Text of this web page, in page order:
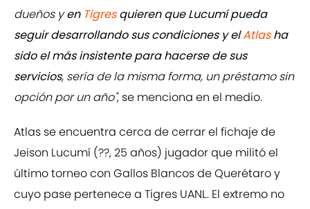
dueños yen Tigresquieren que Lucumí pueda
seguir desarrollando sus condiciones y elAtlasha
sido el más insistente para hacerse de sus
servicios, sería de la misma forma, un préstamo sin
opción por un año", se menciona en el medio.
Atlas se encuentra cerca de cerrar el fichaje de
Jeison Lucumí (??, 25 años) jugador que militó el
último torneo con Gallos Blancos de Querétaro y
cuyo pase pertenece a Tigres UANL. El extremo no